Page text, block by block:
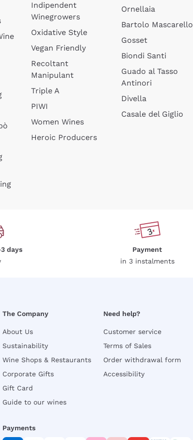
Indipendent
Winegrowers
Oxidative Style
Vegan Friendly
Recoltant
Manipulant
Triple A
PIWI
Women Wines
Heroic Producers
Ornellaia
Bartolo Mascarello
Gosset
Biondi Santi
Guado al Tasso
Antinori
Divella
Casale del Giglio
days
Payment
in 3 instalments
The Company
About Us
Sustainability
Wine Shops & Restaurants
Corporate Gifts
Gift Card
Guide to our wines
Need help?
Customer service
Terms of Sales
Order withdrawal form
Accessibility
Payments